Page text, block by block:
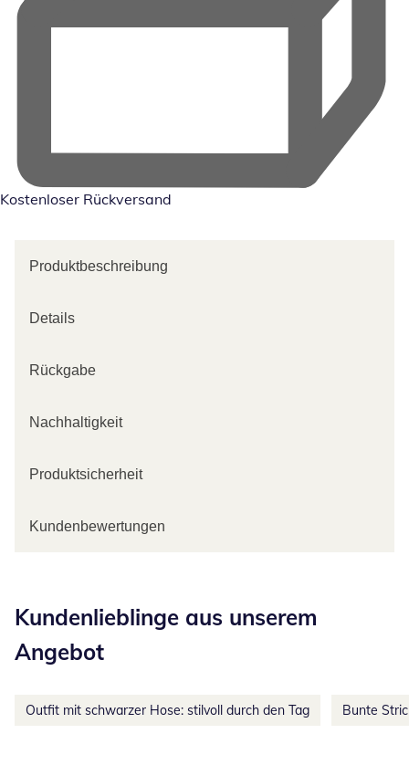
Kostenloser Rückversand
Produktbeschreibung
Details
Rückgabe
Nachhaltigkeit
Produktsicherheit
Kundenbewertungen
Kundenlieblinge aus unserem
Angebot
Outfit mit schwarzer Hose: stilvoll durch den Tag Bunte